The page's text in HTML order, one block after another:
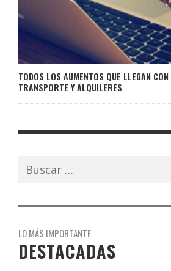
TODOS LOS AUMENTOS QUE LLEGAN
TRANSPORTE Y ALQUILERES
Buscar:
LO MÁS IMPORTANTE
DESTACADAS